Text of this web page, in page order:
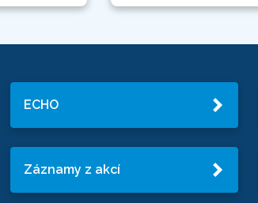
ECHO
Záznamy z akcí